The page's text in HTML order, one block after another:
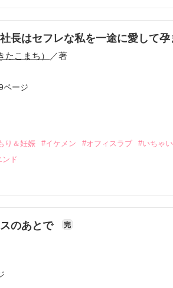
係は壊れてしまう。
婚によって
なった。
害に
て――。
長はセフレな私を一途に愛して孕
こまち） ／著
ページ
り＆妊娠 #イケメン #オフィスラブ
#いちゃ
ンド
一夜限りの関係となる。
た美青年と再会。なんと彼の正体は、とあ
鋭の実業家、社内でも冷徹だと評判な社長
た美桜は、猫の世話を口実にしばしば呼び
のあとで 完